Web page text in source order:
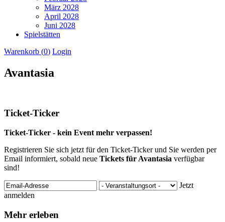
März 2028
April 2028
Juni 2028
Spielstätten
Warenkorb (0) Login
Avantasia
Ticket-Ticker
Ticket-Ticker - kein Event mehr verpassen!
Registrieren Sie sich jetzt für den Ticket-Ticker und Sie werden per
Email informiert, sobald neue Tickets für Avantasia verfügbar
sind!
Jetzt
anmelden
Mehr erleben